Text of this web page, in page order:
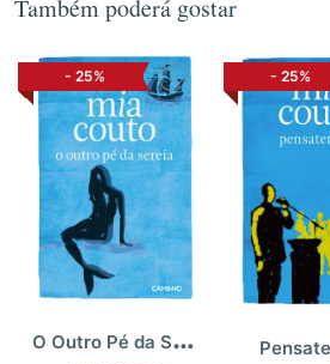
Também poderá gostar
- 25%
O
Outro Pé da Sereia
- 25%